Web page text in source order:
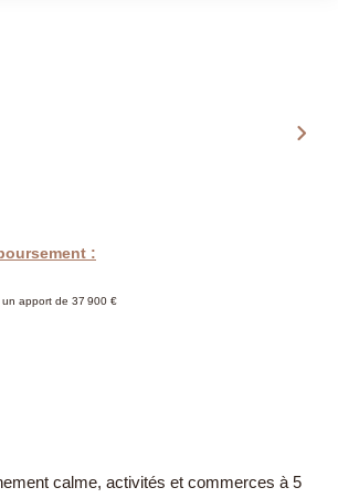
EXTRANET
:
apport de 37 900 €
calme, activités et commerces à 5